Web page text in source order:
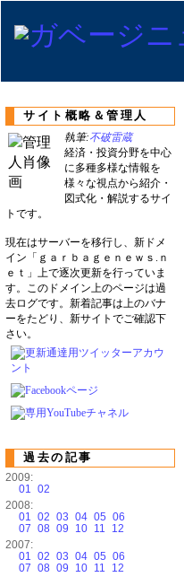
サイト概略＆管理人
執筆:不破雷蔵
経済・投資分野を中心
に多種多様な情報を
様々な視点から紹介・
図式化・解説するサイ
トです。
現在はサーバーを移行し、新ドメ
イン「ｇａｒｂａｇｅｎｅｗｓ.ｎ
ｅｔ」上で逐次更新を行っていま
す。このドメイン上のページは過
去ログです。新着記事は上のバナ
ーをたどり、新サイトでご確認下
さい。
過去の記事
2009:
01 02
2008:
01 02 03 04 05 06
07 08 09 10 11
12
2007:
01 02 03 04 05 06
07 08 09 10 11
12